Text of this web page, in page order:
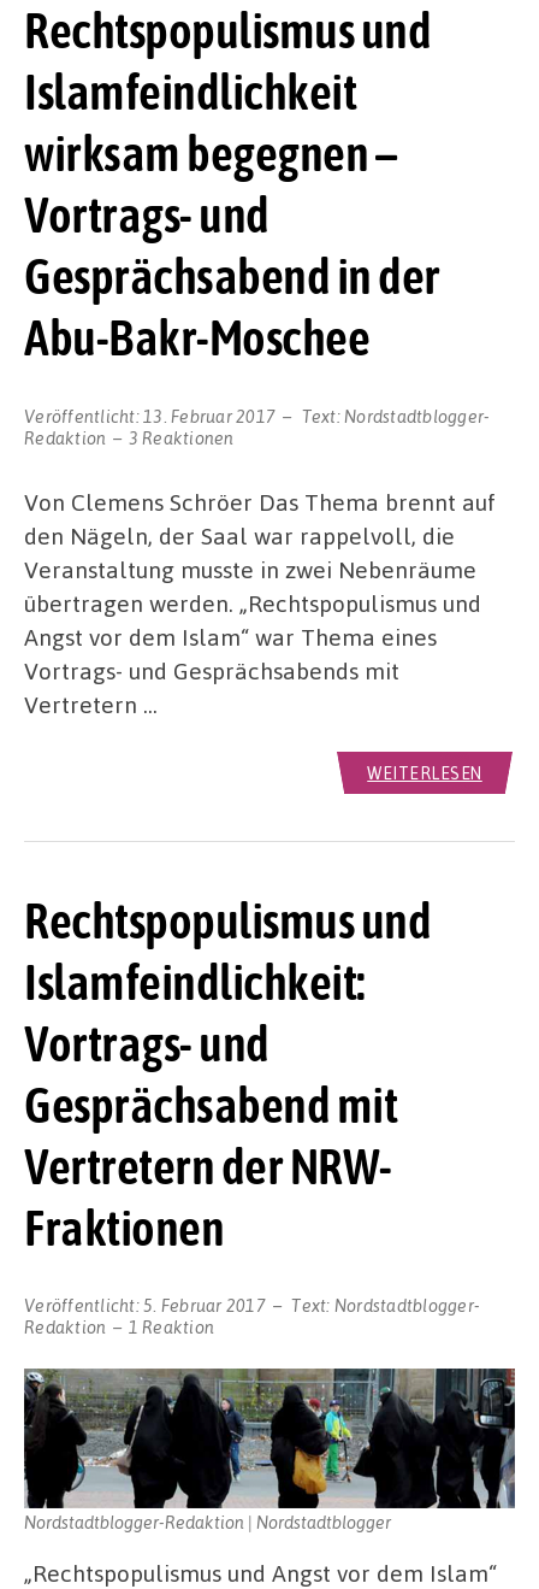
Rechtspopulismus und
Islamfeindlichkeit
wirksam begegnen –
Vortrags- und
Gesprächsabend in der
Abu-Bakr-Moschee
Veröffentlicht: 13. Februar 2017 Text: Nordstadtblogger-
Redaktion
3 Reaktionen
Von Clemens Schröer Das Thema brennt auf
den Nägeln, der Saal war rappelvoll, die
Veranstaltung musste in zwei Nebenräume
übertragen werden. „Rechtspopulismus und
Angst vor dem Islam“ war Thema eines
Vortrags- und Gesprächsabends mit
Vertretern …
WEITERLESEN
Rechtspopulismus und
Islamfeindlichkeit:
Vortrags- und
Gesprächsabend mit
Vertretern der NRW-
Fraktionen
Veröffentlicht:5. Februar 2017 Text: Nordstadtblogger-
Redaktion
1 Reaktion
Nordstadtblogger-Redaktion | Nordstadtblogger
„Rechtspopulismus und Angst vor dem Islam“